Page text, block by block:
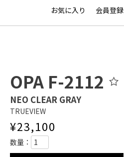
お気に入り 会員登録
OPA F-2112
NEO CLEAR GRAY
TRUEVIEW
¥23,100